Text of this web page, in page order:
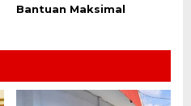
Bantuan Maksimal